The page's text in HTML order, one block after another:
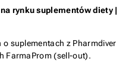
rynku suplementów diety |
suplementach z Pharmdiver
FarmaProm (sell-out).